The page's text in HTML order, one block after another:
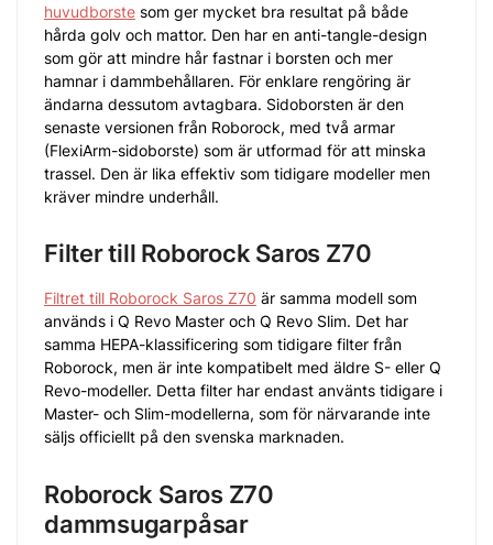
huvudborste som ger mycket bra resultat på både
hårda golv och mattor. Den har en anti-tangle-design
som gör att mindre hår fastnar i borsten och mer
hamnar i dammbehållaren. För enklare rengöring är
ändarna dessutom avtagbara. Sidoborsten är den
senaste versionen från Roborock, med två armar
(FlexiArm-sidoborste) som är utformad för att minska
trassel. Den är lika effektiv som tidigare modeller men
kräver mindre underhåll.
Filter till Roborock Saros Z70
Filtret till Roborock Saros Z70 är samma modell som
används i Q Revo Master och Q Revo Slim. Det har
samma HEPA-klassificering som tidigare filter från
Roborock, men är inte kompatibelt med äldre S- eller Q
Revo-modeller. Detta filter har endast använts tidigare i
Master- och Slim-modellerna, som för närvarande inte
säljs officiellt på den svenska marknaden.
Roborock Saros Z70
dammsugarpåsar